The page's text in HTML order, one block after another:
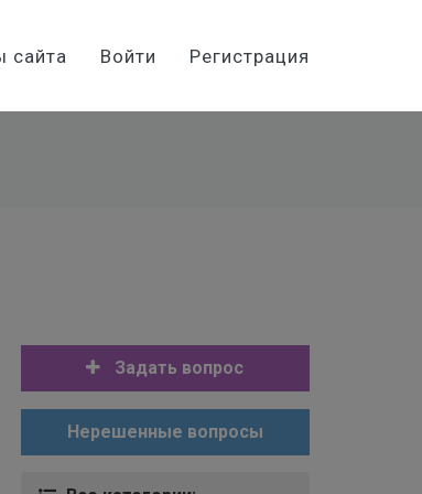
сайта Войти Регистрация
Задать вопрос
Нерешенные вопросы